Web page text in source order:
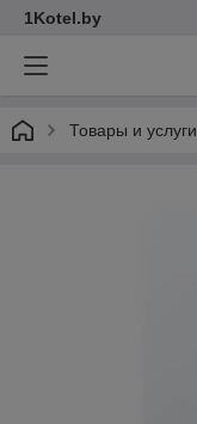
1Kotel.by
Товары и услуги